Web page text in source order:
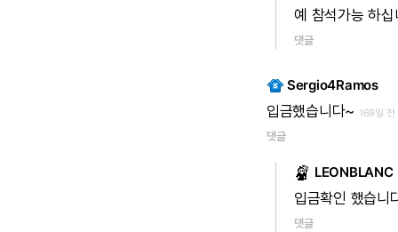
예 참석가능 하
댓글
Sergio4Ramos
입금했습니다~ 169일 전
댓글
LEONBLANC
입금확인 했습니
댓글